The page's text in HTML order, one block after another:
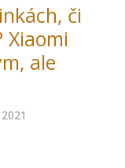
či
Xiaomi
ale